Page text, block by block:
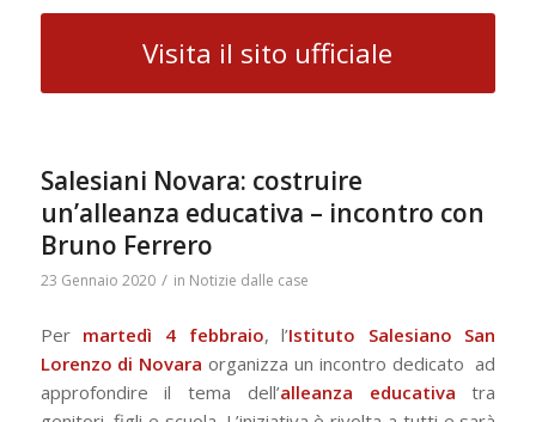
Visita il sito ufficiale
Salesiani Novara: costruire
un’alleanza educativa – incontro con
Bruno Ferrero
23 Gennaio 2020 / in Notizie dalle case
Per martedì 4 febbraio, l’Istituto Salesiano San
Lorenzo di Novara organizza un incontro dedicato ad
approfondire il tema dell’alleanza educativa tra